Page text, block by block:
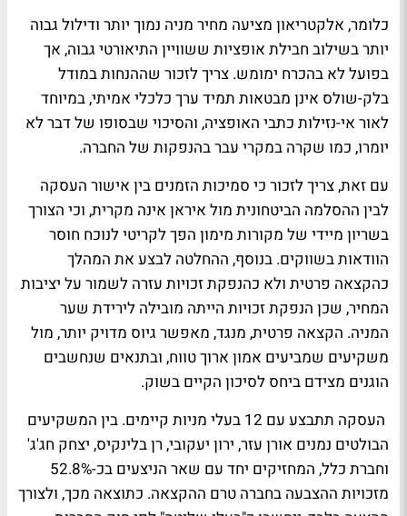
כלומר, אלקטריאון מציעה מחיר מניה נמוך יותר ודילול גבוה
יותר בשילוב חבילת אופציות ששוויין התיאורטי גבוה, אך
בפועל לא בהכרח ימומש. צריך לזכור שההנחות במודל
בלק-שולס אינן מבטאות תמיד ערך כלכלי אמיתי, במיוחד
לאור אי-נזילות כתבי האופציה, והסיכוי שבסופו של דבר לא
יומרו, כמו שקרה במקרי עבר בהנפקות של החברה.
עם זאת, צריך לזכור כי סמיכות הזמנים בין אישור העסקה
לבין ההסלמה הביטחונית מול איראן אינה מקרית, וכי הצורך
בשריון מיידי של מקורות מימון הפך לקריטי לנוכח חוסר
הוודאות בשווקים. בנוסף, ההחלטה לבצע את המהלך
כהקצאה פרטית ולא כהנפקת זכויות עזרה לשמור על יציבות
המחיר, שכן הנפקת זכויות הייתה מובילה לירידת שער
המניה. הקצאה פרטית, מנגד, מאפשר גיוס מדויק יותר, מול
משקיעים שמביעים אמון ארוך טווח, ובתנאים שנחשבים
הוגנים מצידם ביחס לסיכון הקיים בשוק.
העסקה תתבצע עם 12 בעלי מניות קיימים. בין המשקיעים
הבולטים נמנים אורן עזר, ירון יעקובי, רן בלינקיס, יצחק חג'ג'
וחברת כלל, המחזיקים יחד עם שאר הניצעים בכ-52.8%
מזכויות ההצבעה בחברה טרם ההקצאה. כתוצאה מכך, ולצורך